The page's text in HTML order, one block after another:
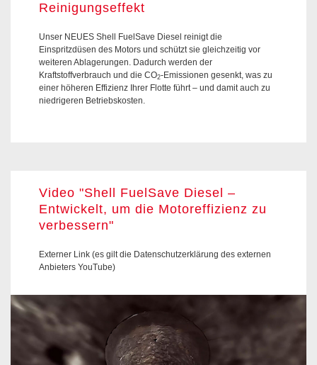
Reinigungseffekt
Unser NEUES Shell FuelSave Diesel reinigt die
Einspritzdüsen des Motors und schützt sie gleichzeitig vor
weiteren Ablagerungen. Dadurch werden der
Kraftstoffverbrauch und die CO2-Emissionen gesenkt, was zu
einer höheren Effizienz Ihrer Flotte führt – und damit auch zu
niedrigeren Betriebskosten.
Video "Shell FuelSave Diesel –
Entwickelt, um die Motoreffizienz zu
verbessern"
Externer Link (es gilt die Datenschutzerklärung des externen
Anbieters YouTube)